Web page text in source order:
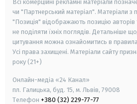
Всі комерційні рекламні матеріали
чи "Партнерський матеріал". Матеріали з
"Позиція" відображають позицію авторів
не поділяти їхніх поглядів. Детальніше
цитування можна ознайомитись в
Усі права захищені. Матеріали сайту
року (21+)
Онлайн-медіа «24 Канал»
пл. Галицька, буд. 15, м. Львів, 79008
Телефон +380 (32) 229-77-77